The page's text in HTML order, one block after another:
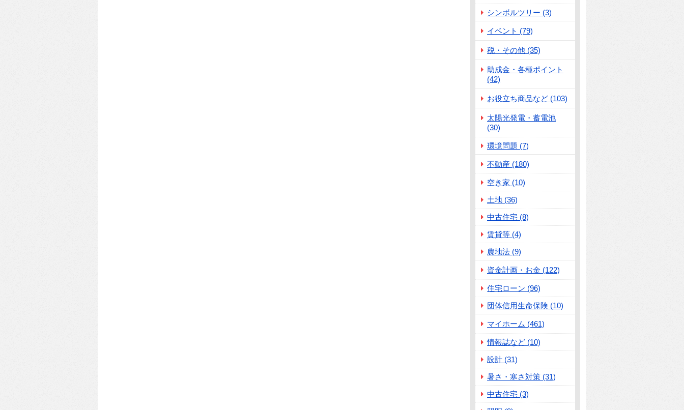
シンボルツリー (3)
イベント (79)
税・その他 (35)
助成金・各種ポイント
(42)
お役立ち商品など (103)
太陽光発電・蓄電池
(30)
環境問題 (7)
不動産 (180)
空き家 (10)
土地 (36)
中古住宅 (8)
賃貸等 (4)
農地法 (9)
資金計画・お金 (122)
住宅ローン (96)
団体信用生命保険 (10)
マイホーム (461)
情報誌など (10)
設計 (31)
暑さ・寒さ対策 (31)
中古住宅 (3)